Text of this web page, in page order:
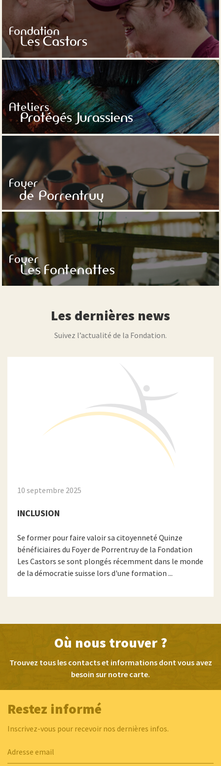
Les dernières news
Suivez l’actualité de la Fondation.
10 septembre 2025
INCLUSION
Se former pour faire valoir sa citoyenneté Quinze
bénéficiaires du Foyer de Porrentruy de la Fondation
Les Castors se sont plongés récemment dans le monde
de la démocratie suisse lors d'une formation ...
Où nous trouver ?
Trouvez tous les contacts et informations dont vous avez
besoin sur notre carte.
Restez informé
Inscrivez-vous pour recevoir nos dernières infos.